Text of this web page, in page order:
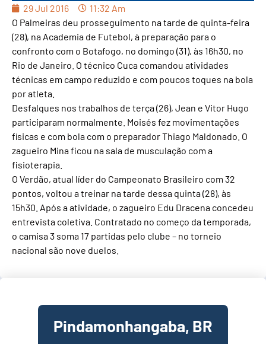
29 Jul 2016
11:32 Am
O Palmeiras deu prosseguimento na tarde de quinta-feira
(28), na Academia de Futebol, à preparação para o
confronto com o Botafogo, no domingo (31), às 16h30, no
Rio de Janeiro. O técnico Cuca comandou atividades
técnicas em campo reduzido e com poucos toques na bola
por atleta.
Desfalques nos trabalhos de terça (26), Jean e Vitor Hugo
participaram normalmente. Moisés fez movimentações
físicas e com bola com o preparador Thiago Maldonado. O
zagueiro Mina ficou na sala de musculação com a
fisioterapia.
O Verdão, atual líder do Campeonato Brasileiro com 32
pontos, voltou a treinar na tarde dessa quinta (28), às
15h30. Após a atividade, o zagueiro Edu Dracena concedeu
entrevista coletiva. Contratado no começo da temporada,
o camisa 3 soma 17 partidas pelo clube – no torneio
nacional são nove duelos.
Pindamonhangaba, BR